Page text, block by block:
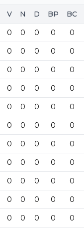
V N D BP BC
0 0 0 0 0
0 0 0 0 0
0 0 0 0 0
0 0 0 0 0
0 0 0 0 0
0 0 0 0 0
0 0 0 0 0
0 0 0 0 0
0 0 0 0 0
0 0 0 0 0
0 0 0 0 0